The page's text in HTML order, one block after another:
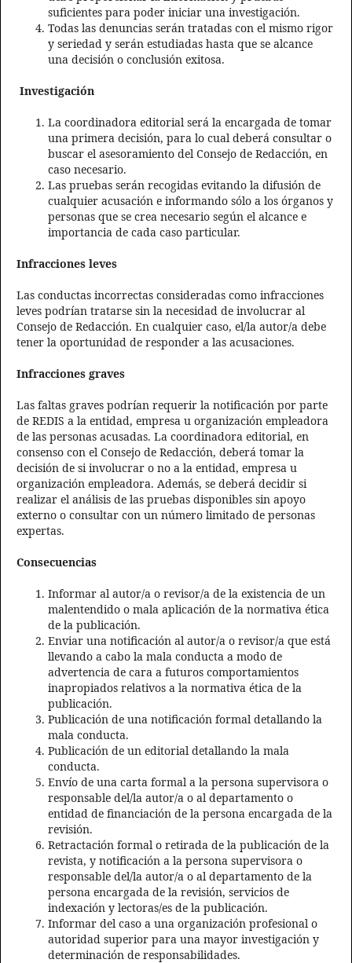
suficientes para poder iniciar una investigación.
Todas las denuncias serán tratadas con el mismo rigor
y seriedad y serán estudiadas hasta que se alcance
una decisión o conclusión exitosa.
Investigación
La coordinadora editorial será la encargada de tomar
una primera decisión, para lo cual deberá consultar o
buscar el asesoramiento del Consejo de Redacción, en
caso necesario.
Las pruebas serán recogidas evitando la difusión de
cualquier acusación e informando sólo a los órganos y
personas que se crea necesario según el alcance e
importancia de cada caso particular.
Infracciones leves
Las conductas incorrectas consideradas como infracciones
leves podrían tratarse sin la necesidad de involucrar al
Consejo de Redacción. En cualquier caso, el/la autor/a debe
tener la oportunidad de responder a las acusaciones.
Infracciones graves
Las faltas graves podrían requerir la notificación por parte
de REDIS a la entidad, empresa u organización empleadora
de las personas acusadas. La coordinadora editorial, en
consenso con el Consejo de Redacción, deberá tomar la
decisión de si involucrar o no a la entidad, empresa u
organización empleadora. Además, se deberá decidir si
realizar el análisis de las pruebas disponibles sin apoyo
externo o consultar con un número limitado de personas
expertas.
Consecuencias
Informar al autor/a o revisor/a de la existencia de un
malentendido o mala aplicación de la normativa ética
de la publicación.
Enviar una notificación al autor/a o revisor/a que está
llevando a cabo la mala conducta a modo de
advertencia de cara a futuros comportamientos
inapropiados relativos a la normativa ética de la
publicación.
Publicación de una notificación formal detallando la
mala conducta.
Publicación de un editorial detallando la mala
conducta.
Envío de una carta formal a la persona supervisora o
responsable del/la autor/a o al departamento o
entidad de financiación de la persona encargada de la
revisión.
Retractación formal o retirada de la publicación de la
revista, y notificación a la persona supervisora o
responsable del/la autor/a o al departamento de la
persona encargada de la revisión, servicios de
indexación y lectoras/es de la publicación.
Informar del caso a una organización profesional o
autoridad superior para una mayor investigación y
determinación de responsabilidades.